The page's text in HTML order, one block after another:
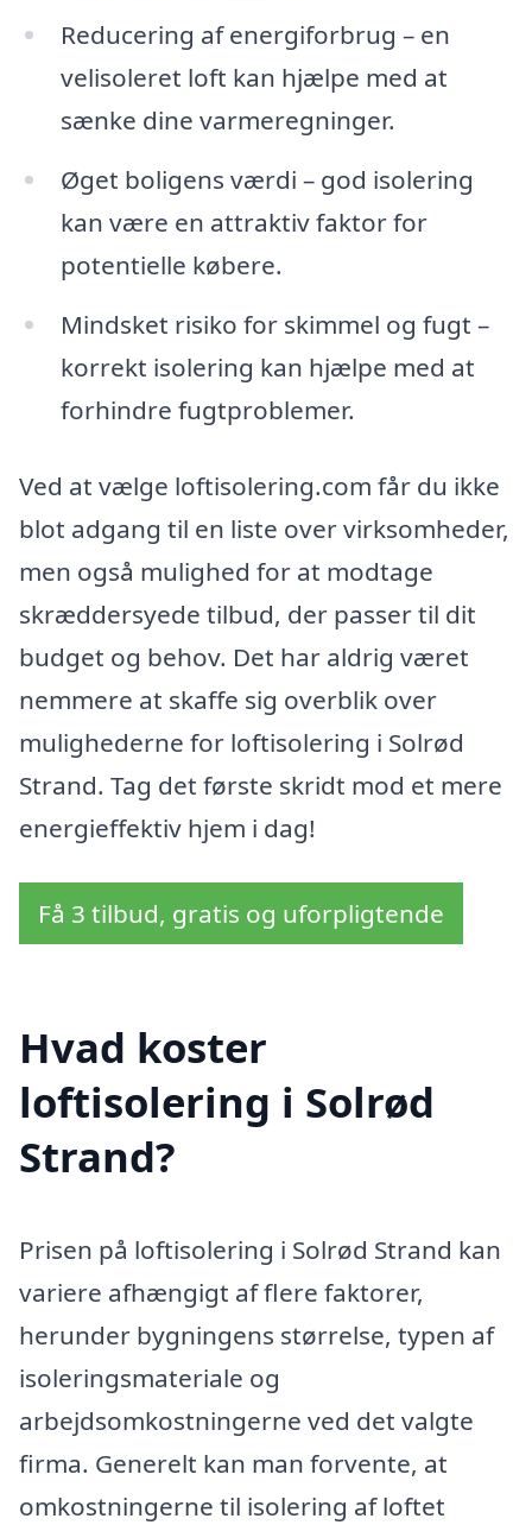
Reducering af energiforbrug – en
velisoleret loft kan hjælpe med at
sænke dine varmeregninger.
Øget boligens værdi – god isolering
kan være en attraktiv faktor for
potentielle købere.
Mindsket risiko for skimmel og fugt –
korrekt isolering kan hjælpe med at
forhindre fugtproblemer.
Ved at vælge loftisolering.com får du ikke
blot adgang til en liste over virksomheder,
men også mulighed for at modtage
skræddersyede tilbud, der passer til dit
budget og behov. Det har aldrig været
nemmere at skaffe sig overblik over
mulighederne for loftisolering i Solrød
Strand. Tag det første skridt mod et mere
energieffektiv hjem i dag!
Få 3 tilbud, gratis og uforpligtende
Hvad koster
loftisolering i Solrød
Strand?
Prisen på loftisolering i Solrød Strand kan
variere afhængigt af flere faktorer,
herunder bygningens størrelse, typen af
isoleringsmateriale og
arbejdsomkostningerne ved det valgte
firma. Generelt kan man forvente, at
omkostningerne til isolering af loftet